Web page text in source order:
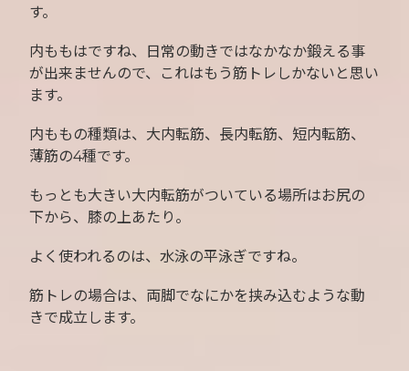
す。
内ももはですね、日常の動きではなかなか鍛える事
が出来ませんので、これはもう筋トレしかないと思い
ます。
内ももの種類は、大内転筋、長内転筋、短内転筋、
薄筋の4種です。
もっとも大きい大内転筋がついている場所はお尻の
下から、膝の上あたり。
よく使われるのは、水泳の平泳ぎですね。
筋トレの場合は、両脚でなにかを挟み込むような動
きで成立します。